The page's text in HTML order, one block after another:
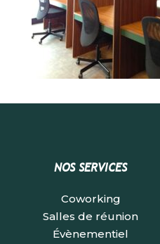
NOS SERVICES
Coworking
Salles de réunion
Évènementiel